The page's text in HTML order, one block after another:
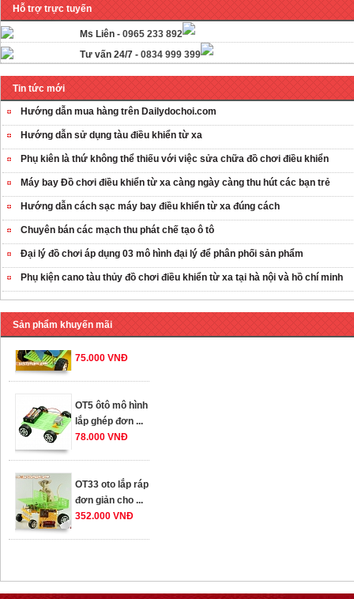
Hỗ trợ trực tuyến
Ms Liên - 0965 233 892
Tư vấn 24/7 - 0834 999 399
Tin tức mới
Hướng dẫn mua hàng trên Dailydochoi.com
Hướng dẫn sử dụng tàu điều khiển từ xa
Phụ kiên là thứ không thể thiếu với việc sửa chữa đồ chơi điều khiển
Máy bay Đồ chơi điều khiển từ xa càng ngày càng thu hút các bạn trẻ
Hướng dẫn cách sạc máy bay điều khiển từ xa đúng cách
Chuyên bán các mạch thu phát chế tạo ô tô
Đại lý đồ chơi áp dụng 03 mô hình đại lý để phân phối sản phẩm
Phụ kiện cano tàu thủy đồ chơi điều khiển từ xa tại hà nội và hồ chí minh
Sản phẩm khuyến mãi
OT35 robot lắp
ráp nhấc chân di
259.000 VNĐ
OT36 oto mô hình
75.000 VNĐ
lắp ghép đơn ...
78.000 VNĐ
đơn giản cho ...
352.000 VNĐ
OT35 robot lắp